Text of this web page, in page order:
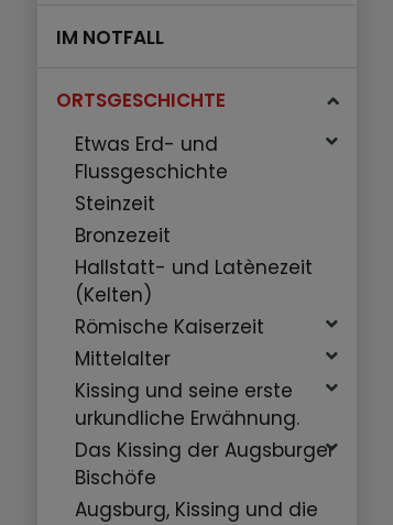
IM NOTFALL
ORTSGESCHICHTE
Etwas Erd- und
Flussgeschichte
Steinzeit
Bronzezeit
Hallstatt- und Latènezeit
(Kelten)
Römische Kaiserzeit
Mittelalter
Kissing und seine erste
urkundliche Erwähnung.
Das Kissing der Augsburger
Bischöfe
Augsburg, Kissing und die